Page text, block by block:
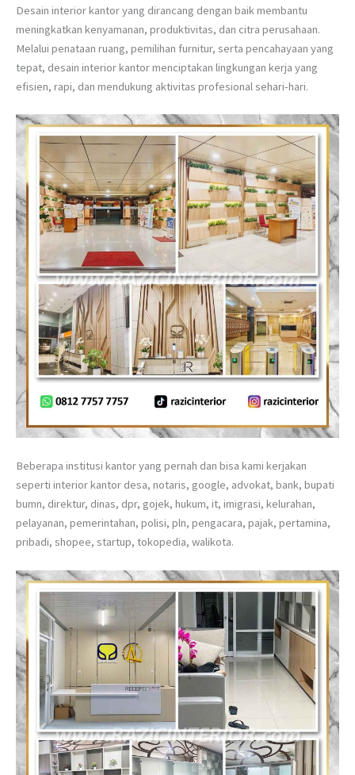
Desain interior kantor yang dirancang dengan baik membantu
meningkatkan kenyamanan, produktivitas, dan citra perusahaan.
Melalui penataan ruang, pemilihan furnitur, serta pencahayaan yang
tepat, desain interior kantor menciptakan lingkungan kerja yang
efisien, rapi, dan mendukung aktivitas profesional sehari-hari.
Beberapa institusi kantor yang pernah dan bisa kami kerjakan
seperti interior kantor desa, notaris, google, advokat, bank, bupati
bumn, direktur, dinas, dpr, gojek, hukum, it, imigrasi, kelurahan,
pelayanan, pemerintahan, polisi, pln, pengacara, pajak, pertamina,
pribadi, shopee, startup, tokopedia, walikota.